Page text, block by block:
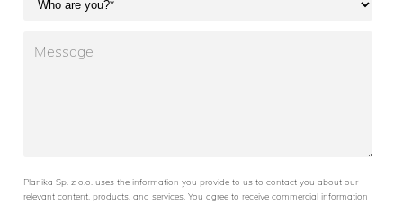
Planika Sp. z o.o. uses the information you provide to us to contact you about our
relevant content, products, and services. You agree to receive commercial information